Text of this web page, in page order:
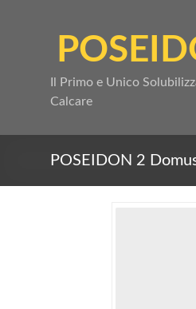
Il Primo e Unico
Calcare
POSEIDON 2